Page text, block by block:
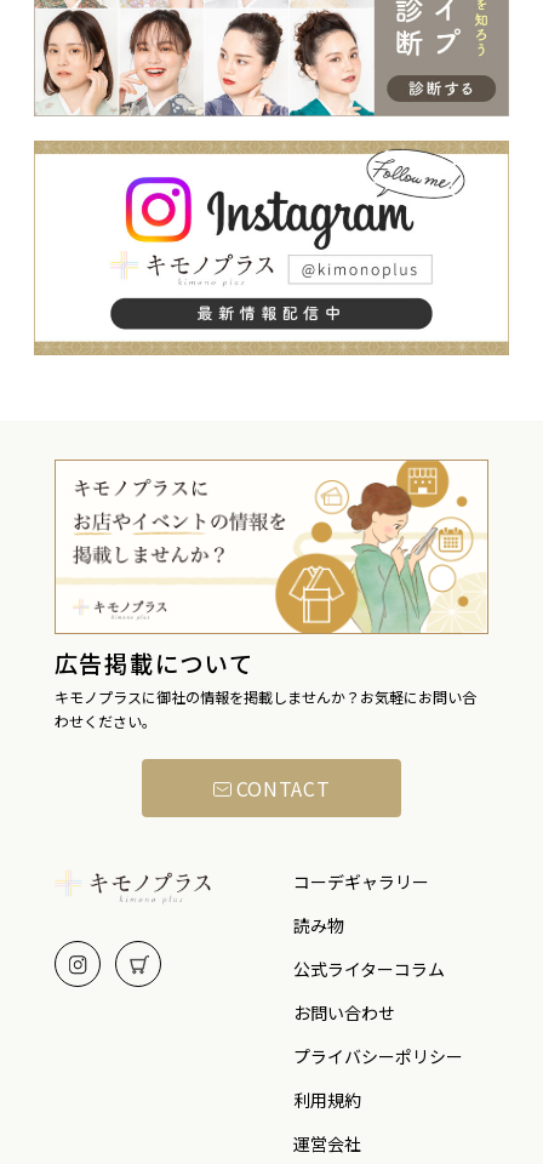
広告掲載について
キモノプラスに御社の情報を掲載しませんか？お気軽にお問い合
わせください。
CONTACT
コーデギャラリー
読み物
公式ライターコラム
お問い合わせ
プライバシーポリシー
利用規約
運営会社